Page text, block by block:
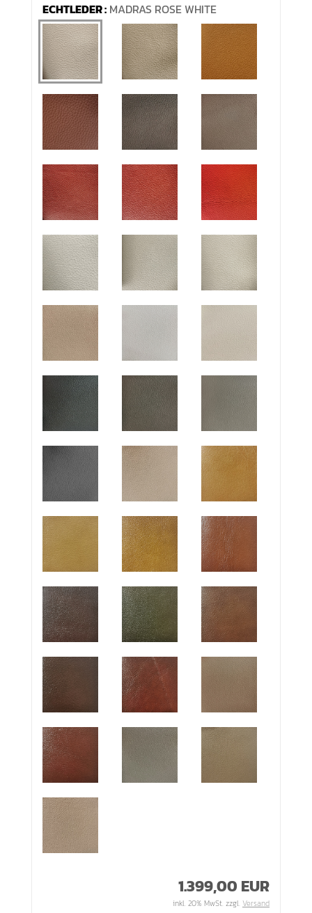
ECHTLEDER : MADRAS ROSE WHITE
1.399,00 EUR
inkl. 20% MwSt. zzgl. Versand